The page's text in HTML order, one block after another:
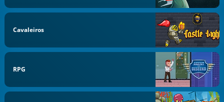
Cavaleiros
RPG